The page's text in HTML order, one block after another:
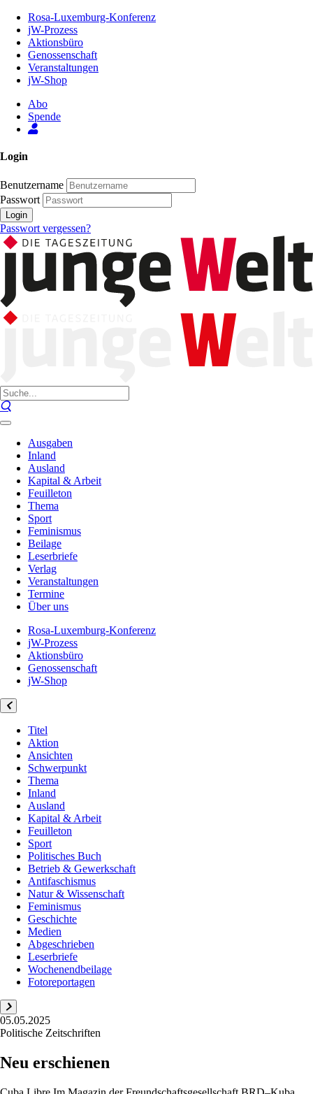
Inhalt
Seite
Rosa-Luxemburg-Konferenz
jW-Prozess
Aktionsbüro
Genossenschaft
Veranstaltungen
jW-Shop
Abo
Spende
Login
Benutzername
Passwort
Login
Passwort vergessen?
Ausgaben
Inland
Ausland
Kapital & Arbeit
Feuilleton
Thema
Sport
Feminismus
Beilage
Leserbriefe
Verlag
Veranstaltungen
Termine
Über uns
Rosa-Luxemburg-Konferenz
jW-Prozess
Aktionsbüro
Genossenschaft
jW-Shop
Titel
Aktion
Ansichten
Schwerpunkt
Thema
Inland
Ausland
Kapital & Arbeit
Feuilleton
Sport
Politisches Buch
Betrieb & Gewerkschaft
Antifaschismus
Natur & Wissenschaft
Feminismus
Geschichte
Medien
Abgeschrieben
Leserbriefe
Wochenendbeilage
Fotoreportagen
05.05.2025
Politische Zeitschriften
Neu erschienen